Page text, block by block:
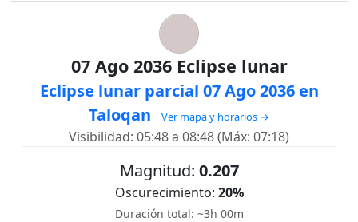
07 Ago 2036 Eclipse lunar
Eclipse lunar parcial 07 Ago 2036 en
Taloqan
Ver mapa y horarios →
Visibilidad: 05:48 a 08:48 (Máx: 07:18)
Magnitud: 0.207
Oscurecimiento: 20%
Duración total: ~3h 00m